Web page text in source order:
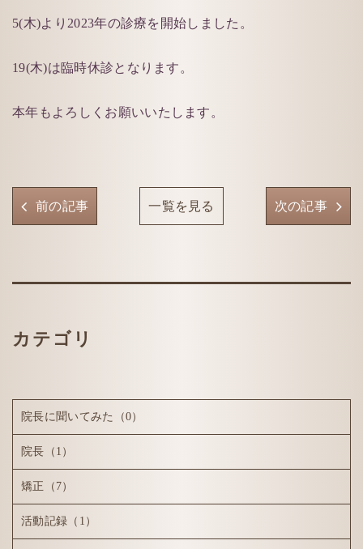
5(木)より2023年の診療を開始しました。
19(木)は臨時休診となります。
本年もよろしくお願いいたします。
前の記事 一覧を見る 次の記事
カテゴリ
院長に聞いてみた （0）
院長 （1）
矯正 （7）
活動記録 （1）